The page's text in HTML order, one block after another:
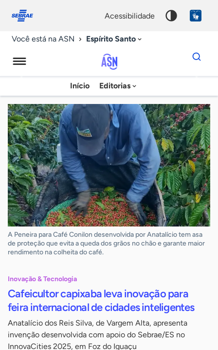
conosco
acessibilidade
Você está na ASN Espírito Santo
Agência
Sebrae
de
Notícias
Início Editorias
Dados
para
chave
A Peneira para Café Conilon desenvolvida por Anatalício tem asa
de proteção que evita a queda dos grãos no chão e garante maior
rendimento na colheita do café.
Inovação & Tecnologia
Cafeicultor capixaba leva inovação para
feira internacional de cidades inteligentes
Anatalício dos Reis Silva, de Vargem Alta, apresenta
invenção desenvolvida com apoio do Sebrae/ES no
InnovaCities 2025, em Foz do Iguaçu